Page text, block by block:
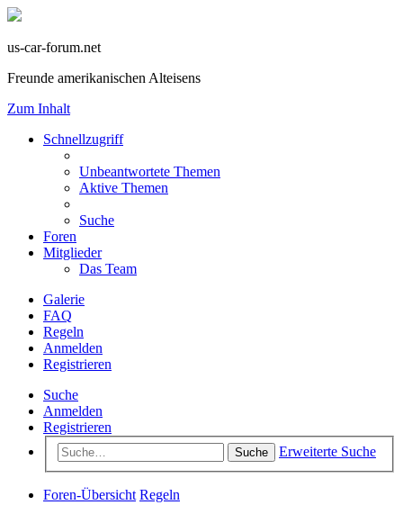
us-car-forum.net
Freunde amerikanischen Alteisens
Zum Inhalt
Schnellzugriff
Unbeantwortete Themen
Aktive Themen
Suche
Foren
Mitglieder
Das Team
Galerie
FAQ
Regeln
Anmelden
Registrieren
Suche
Anmelden
Registrieren
Suche Erweiterte Suche
Foren-Übersicht Regeln